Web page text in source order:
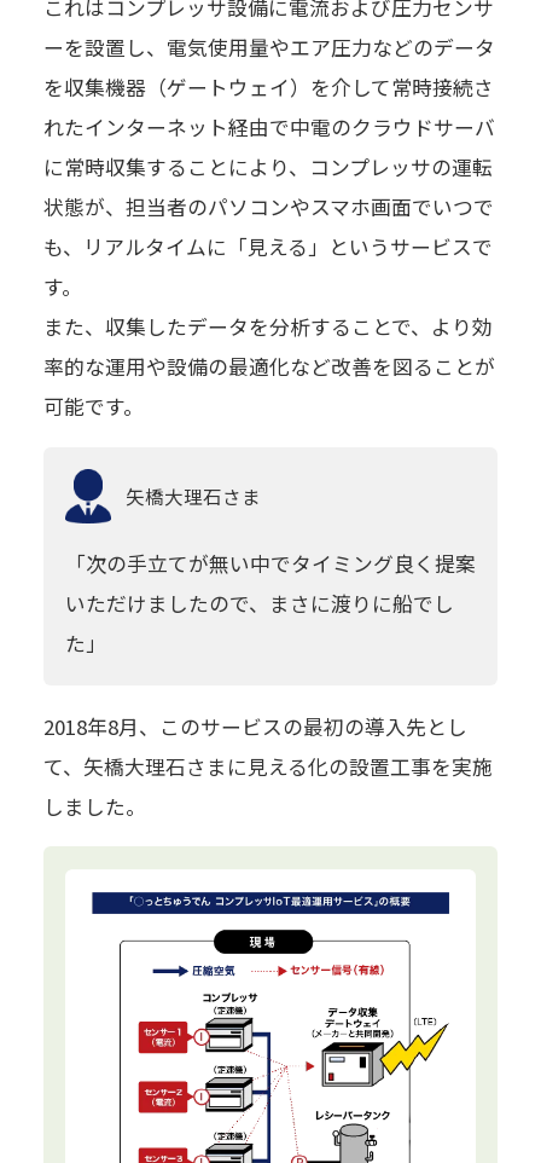
これはコンプレッサ設備に電流および圧力センサ
ーを設置し、電気使用量やエア圧力などのデータ
を収集機器（ゲートウェイ）を介して常時接続さ
れたインターネット経由で中電のクラウドサーバ
に常時収集することにより、コンプレッサの運転
状態が、担当者のパソコンやスマホ画面でいつで
も、リアルタイムに「見える」というサービスで
す。
また、収集したデータを分析することで、より効
率的な運用や設備の最適化など改善を図ることが
可能です。
矢橋大理石さま
「次の手立てが無い中でタイミング良く提案
いただけましたので、まさに渡りに船でし
た」
2018年8月、このサービスの最初の導入先とし
て、矢橋大理石さまに見える化の設置工事を実施
しました。